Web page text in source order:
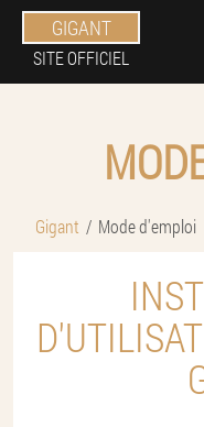
GIGANT
SITE OFFICIEL
Gigant Mode d'emploi